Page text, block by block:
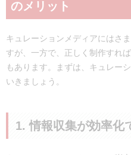
のメリット
キュレーションメディアにはさ
すが、一方で、正しく制作すれ
もあります。まずは、キュレー
いきましょう。
1. 情報収集が効率化